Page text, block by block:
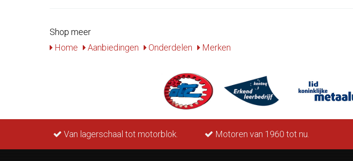
Shop meer
Home
Aanbiedingen Onderdelen Merken
Van lagerschaal tot motorblok. Motoren van 1960 tot nu.